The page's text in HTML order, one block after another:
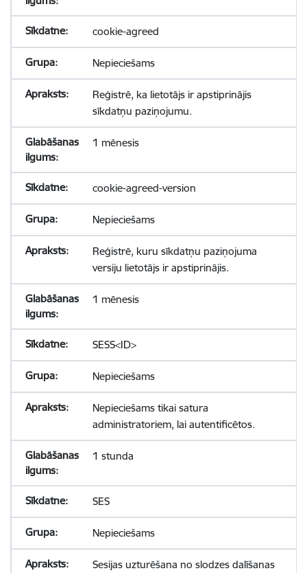
cookie-agreed
Nepieciešams
Reģistrē, ka lietotājs ir apstiprinājis
sīkdatņu paziņojumu.
1 mēnesis
cookie-agreed-version
Nepieciešams
Reģistrē, kuru sīkdatņu paziņojuma
versiju lietotājs ir apstiprinājis.
1 mēnesis
SESS<ID>
Nepieciešams
Nepieciešams tikai satura
administratoriem, lai autentificētos.
1 stunda
SES
Nepieciešams
Sesijas uzturēšana no slodzes dalīšanas